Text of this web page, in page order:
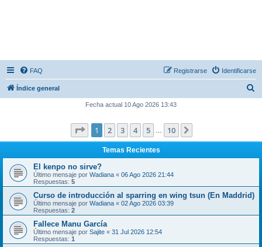
FAQ Identificarse
Registrarse
Índice general
a
r
Fecha actual 10 Ago 2026 13:43
Página de 10
1 2 3 4 5 10
Temas Recientes
El kenpo no sirve?
Último mensaje por Wadiana « 06 Ago 2026 21:44
Respuestas: 5
Curso de introducción al sparring en wing tsun (En Maddrid)
Último mensaje por Wadiana « 02 Ago 2026 03:39
Respuestas: 2
Fallece Manu García
Último mensaje por Sajite « 31 Jul 2026 12:54
Respuestas: 1